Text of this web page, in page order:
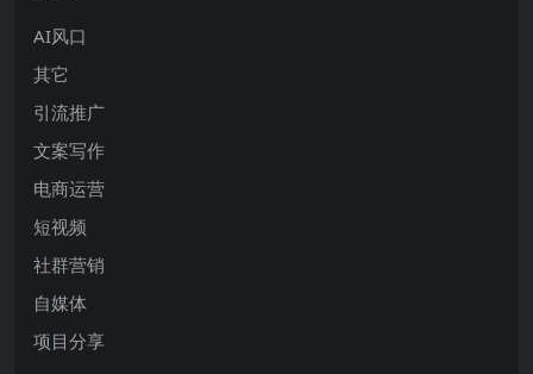
AI风口
其它
引流推广
文案写作
电商运营
短视频
社群营销
自媒体
项目分享